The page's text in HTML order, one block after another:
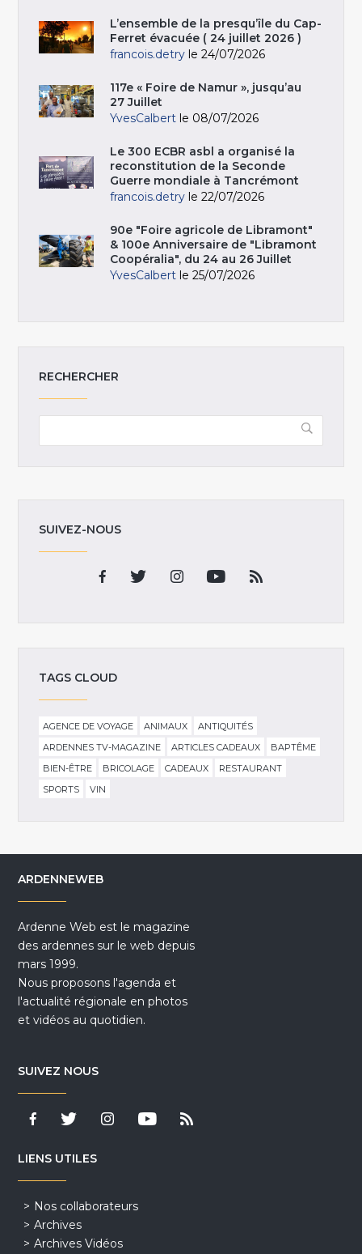
L’ensemble de la presqu’île du Cap-
Ferret évacuée ( 24 juillet 2026 )
francois.detry le 24/07/2026
117e « Foire de Namur », jusqu’au
27 Juillet
YvesCalbert le 08/07/2026
Le 300 ECBR asbl a organisé la
reconstitution de la Seconde
Guerre mondiale à Tancrémont
francois.detry le 22/07/2026
90e "Foire agricole de Libramont"
& 100e Anniversaire de "Libramont
Coopéralia", du 24 au 26 Juillet
YvesCalbert le 25/07/2026
RECHERCHER
SUIVEZ-NOUS
TAGS CLOUD
AGENCE DE VOYAGE ANIMAUX
ANTIQUITÉS
ARDENNES TV-MAGAZINE
ARTICLES CADEAUX
BAPTÊME
BIEN-ÊTRE
BRICOLAGE CADEAUX
RESTAURANT
SPORTS
VIN
ARDENNEWEB
Ardenne Web est le magazine
des ardennes sur le web depuis
mars 1999.
Nous proposons l'agenda et
l'actualité régionale en photos
et vidéos au quotidien.
SUIVEZ NOUS
LIENS UTILES
Nos collaborateurs
Archives
Archives Vidéos